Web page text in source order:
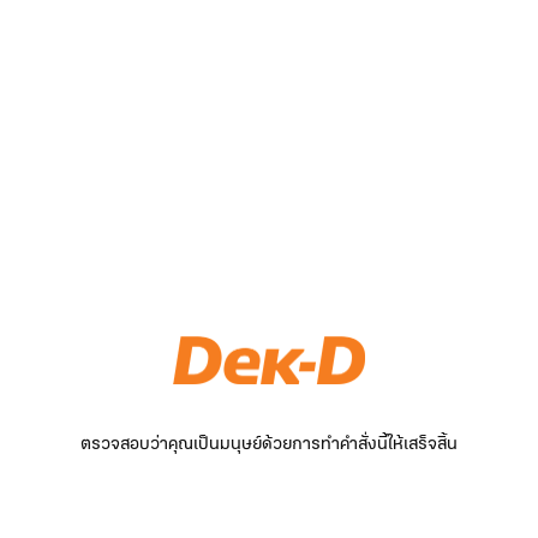
ตรวจสอบว่าคุณเป็นมนุษย์ด้วยการทำคำสั่งนี้ให้เสร็จสิ้น